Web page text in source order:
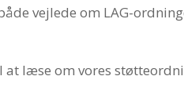
vejlede om LAG-
læse om vores